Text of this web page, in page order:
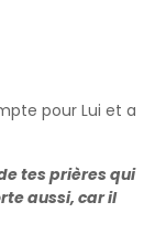
pour Lui et a
tes prières qui
aussi, car il